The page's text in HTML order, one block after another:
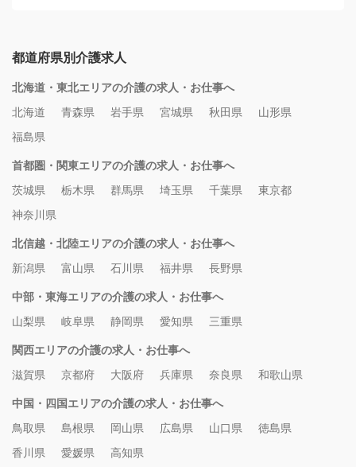
都道府県別介護求人
北海道・東北エリアの介護の求人・お仕事へ
北海道
青森県 岩手県 宮城県 秋田県
山形県
福島県
首都圏・関東エリアの介護の求人・お仕事へ
茨城県
栃木県 群馬県 埼玉県 千葉県
東京都
神奈川県
北信越・北陸エリアの介護の求人・お仕事へ
新潟県
富山県 石川県 福井県 長野県
中部・東海エリアの介護の求人・お仕事へ
山梨県
岐阜県 静岡県 愛知県 三重県
関西エリアの介護の求人・お仕事へ
滋賀県
京都府 大阪府 兵庫県 奈良県 和歌山県
中国・四国エリアの介護の求人・お仕事へ
鳥取県
島根県 岡山県 広島県 山口県
徳島県
香川県
愛媛県 高知県